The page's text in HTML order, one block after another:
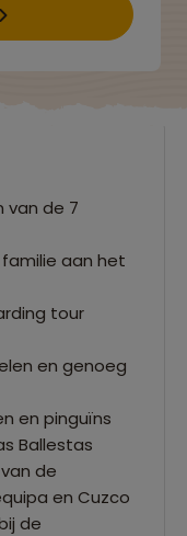
van de 7
aan het
tour
en genoeg
en pinguïns
Ballestas
de
en Cuzco
de